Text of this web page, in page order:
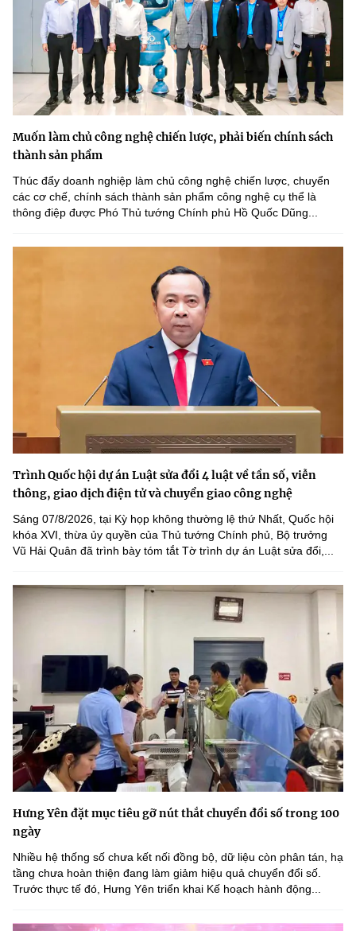
Muốn làm chủ công nghệ chiến lược, phải biến chính sách
thành sản phẩm
Thúc đẩy doanh nghiệp làm chủ công nghệ chiến lược, chuyển
các cơ chế, chính sách thành sản phẩm công nghệ cụ thể là
thông điệp được Phó Thủ tướng Chính phủ Hồ Quốc Dũng...
Trình Quốc hội dự án Luật sửa đổi 4 luật về tần số, viễn
thông, giao dịch điện tử và chuyển giao công nghệ
Sáng 07/8/2026, tại Kỳ họp không thường lệ thứ Nhất, Quốc hội
khóa XVI, thừa ủy quyền của Thủ tướng Chính phủ, Bộ trưởng
Vũ Hải Quân đã trình bày tóm tắt Tờ trình dự án Luật sửa đổi,...
Hưng Yên đặt mục tiêu gỡ nút thắt chuyển đổi số trong 100
ngày
Nhiều hệ thống số chưa kết nối đồng bộ, dữ liệu còn phân tán, hạ
tầng chưa hoàn thiện đang làm giảm hiệu quả chuyển đổi số.
Trước thực tế đó, Hưng Yên triển khai Kế hoạch hành động...